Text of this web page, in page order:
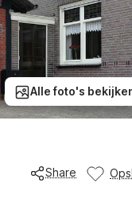
Alle foto's
Share